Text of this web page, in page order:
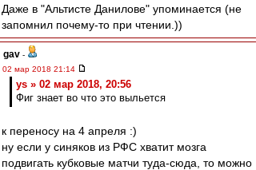
Даже в "Альтисте Данилове" упоминается (не
запомнил почему-то при чтении.))
gav -
02 мар 2018 21:14
ys » 02 мар 2018, 20:56
Фиг знает во что это выльется
к переносу на 4 апреля :)
ну если у синяков из РФС хватит мозга
подвигать кубковые матчи туда-сюда, то можно